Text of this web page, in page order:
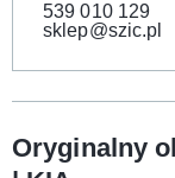
539 010 129
sklep@szic.pl
Oryginalny